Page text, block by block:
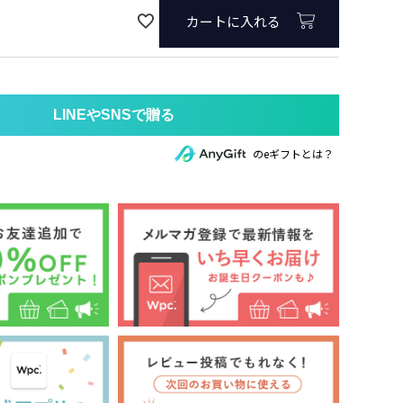
カートに入れる
のeギフトとは？